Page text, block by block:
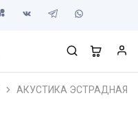
АКУСТИКА ЭСТРАДНАЯ